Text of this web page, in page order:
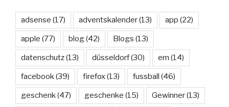
adsense (17) adventskalender(13) app (22)
apple (77) blog(42) Blogs (13)
datenschutz(13) düsseldorf(30) em (14)
facebook(39) firefox(13) fussball (46)
geschenk(47) geschenke (15) Gewinner(13)